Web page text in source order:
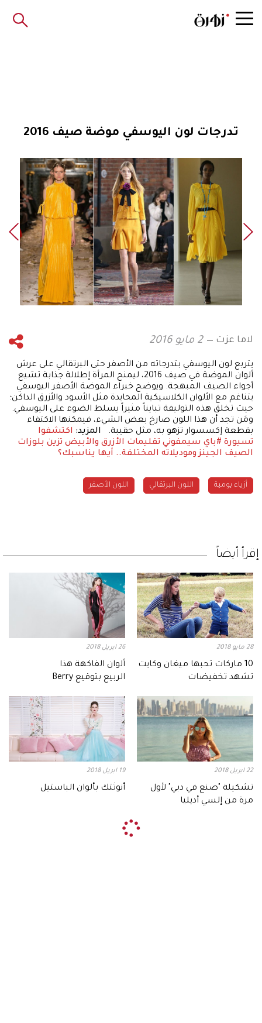
تدرجات لون اليوسفي موضة صيف 2016
لاما عزت 2 مايو 2016
يتربع لون اليوسفي بتدرجاته من الأصفر حتى البرتقالي على عرش
ألوان الموضة في صيف 2016، ليمنح المرأة إطلالة جذابة تشيع
أجواء الصيف المبهجة. ويوضح خبراء الموضة الأصفر اليوسفي
يتناغم مع الألوان الكلاسيكية المحايدة مثل الأسود والأزرق الداكن؛
حيث تخلق هذه التوليفة تبايناً مثيراً يسلط الضوء على اليوسفي.
ومَن تجد أن هذا اللون صارخ بعض الشيء، فيمكنها الاكتفاء
بقطعة إكسسوار تزهو به، مثل حقيبة.
المزيد: اكتشفوا
تسيورة #باي سيمفوني تقليمات الأزرق والأبيض تزين بلوزات
الصيف الجينز وموديلاته المختلفة.. أيها يناسبك؟
أزياء يومية اللون البرتقالي اللون الأصفر
إقرأ أيضاً
28 مايو 2018
10 ماركات تحبها ميغان وكايت
تشهد تخفيضات
26 ابريل 2018
ألوان الفاكهة هذا
الربيع بتوقيع Berry
22 ابريل 2018
تشكيلة "صنع في دبي" لأول
مرة من إلسي أديليا
19 ابريل 2018
أنوثتك بألوان الباستيل